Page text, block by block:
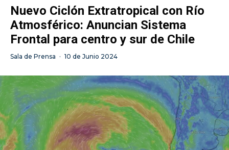
Nuevo Ciclón Extratropical con Río
Atmosférico: Anuncian Sistema
Frontal para centro y sur de Chile
Sala de Prensa · 10 de Junio 2024